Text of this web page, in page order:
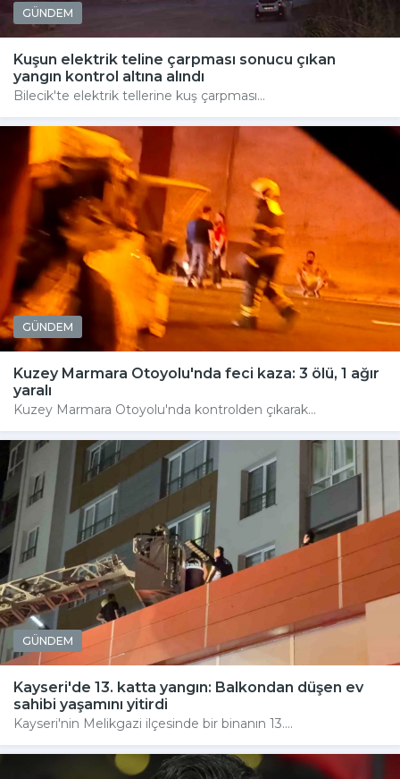
GÜNDEM
Kuşun elektrik teline çarpması sonucu çıkan
yangın kontrol altına alındı
Bilecik'te elektrik tellerine kuş çarpması...
GÜNDEM
Kuzey Marmara Otoyolu'nda feci kaza: 3 ölü, 1 ağır
yaralı
Kuzey Marmara Otoyolu'nda kontrolden çıkarak...
GÜNDEM
Kayseri'de 13. katta yangın: Balkondan düşen ev
sahibi yaşamını yitirdi
Kayseri'nin Melikgazi ilçesinde bir binanın 13....